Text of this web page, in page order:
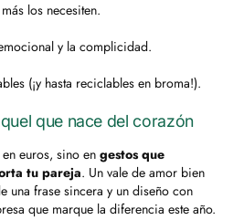
los necesiten.
y la complicidad.
(¡y hasta reciclables en broma!).
que nace del corazón
euros, sino en gestos que
tu pareja. Un vale de amor bien
una frase sincera y un diseño con
que marque la diferencia este año.